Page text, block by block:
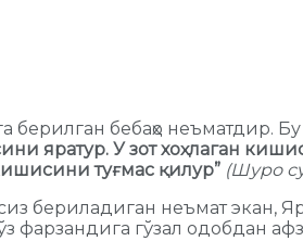
берилган бебаҳо неъматдир.
яратур. У зот хоҳлаган
туғмас қилур” (Шуро
бериладиган неъмат
ўз фарзандига гўзал одобдан